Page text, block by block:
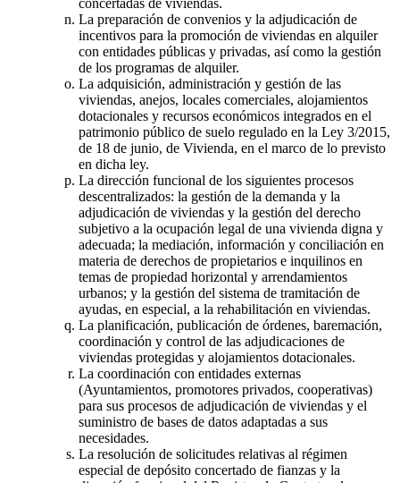
concertadas de viviendas.
La preparación de convenios y la adjudicación de
incentivos para la promoción de viviendas en alquiler
con entidades públicas y privadas, así como la gestión
de los programas de alquiler.
La adquisición, administración y gestión de las
viviendas, anejos, locales comerciales, alojamientos
dotacionales y recursos económicos integrados en el
patrimonio público de suelo regulado en la Ley 3/2015,
de 18 de junio, de Vivienda, en el marco de lo previsto
en dicha ley.
La dirección funcional de los siguientes procesos
descentralizados: la gestión de la demanda y la
adjudicación de viviendas y la gestión del derecho
subjetivo a la ocupación legal de una vivienda digna y
adecuada; la mediación, información y conciliación en
materia de derechos de propietarios e inquilinos en
temas de propiedad horizontal y arrendamientos
urbanos; y la gestión del sistema de tramitación de
ayudas, en especial, a la rehabilitación en viviendas.
La planificación, publicación de órdenes, baremación,
coordinación y control de las adjudicaciones de
viviendas protegidas y alojamientos dotacionales.
La coordinación con entidades externas
(Ayuntamientos, promotores privados, cooperativas)
para sus procesos de adjudicación de viviendas y el
suministro de bases de datos adaptadas a sus
necesidades.
La resolución de solicitudes relativas al régimen
especial de depósito concertado de fianzas y la